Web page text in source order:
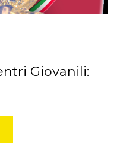
Giovanili: